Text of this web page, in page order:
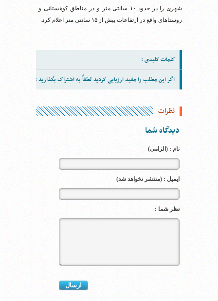
شهری را در حدود ۱۰ سانتی متر و در مناطق کوهستانی و
روستاهای واقع در ارتفاعات بیش از ۱۵ سانتی متر اعلام کرد.
کلمات کلیدی :
اگر این مطلب را مفید ارزیابی کردید لطفاً به اشتراک بگذارید :
نظرات
دیدگاه شما
نام : (الزامی)
ایمیل : (منتشر نخواهد شد)
نظر شما :